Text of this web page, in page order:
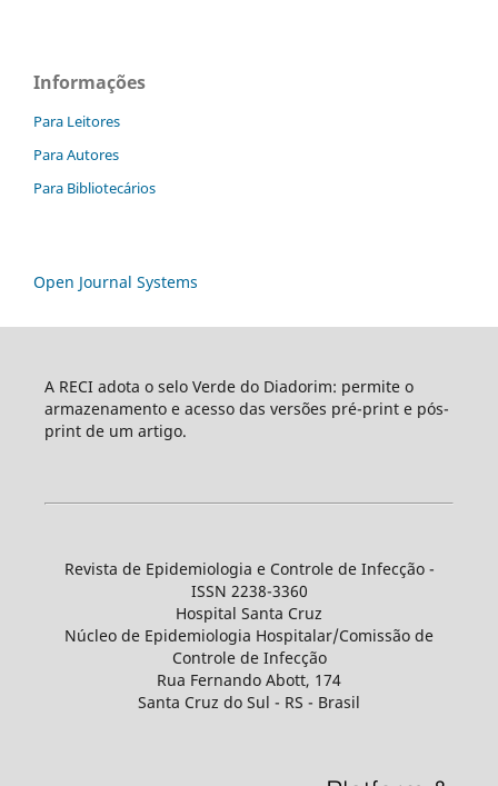
Informações
Para Leitores
Para Autores
Para Bibliotecários
Open Journal Systems
A RECI adota o selo Verde do Diadorim: permite o
armazenamento e acesso das versões pré-print e pós-
print de um artigo.
Revista de Epidemiologia e Controle de Infecção -
ISSN 2238-3360
Hospital Santa Cruz
Núcleo de Epidemiologia Hospitalar/Comissão de
Controle de Infecção
Rua Fernando Abott, 174
Santa Cruz do Sul - RS - Brasil